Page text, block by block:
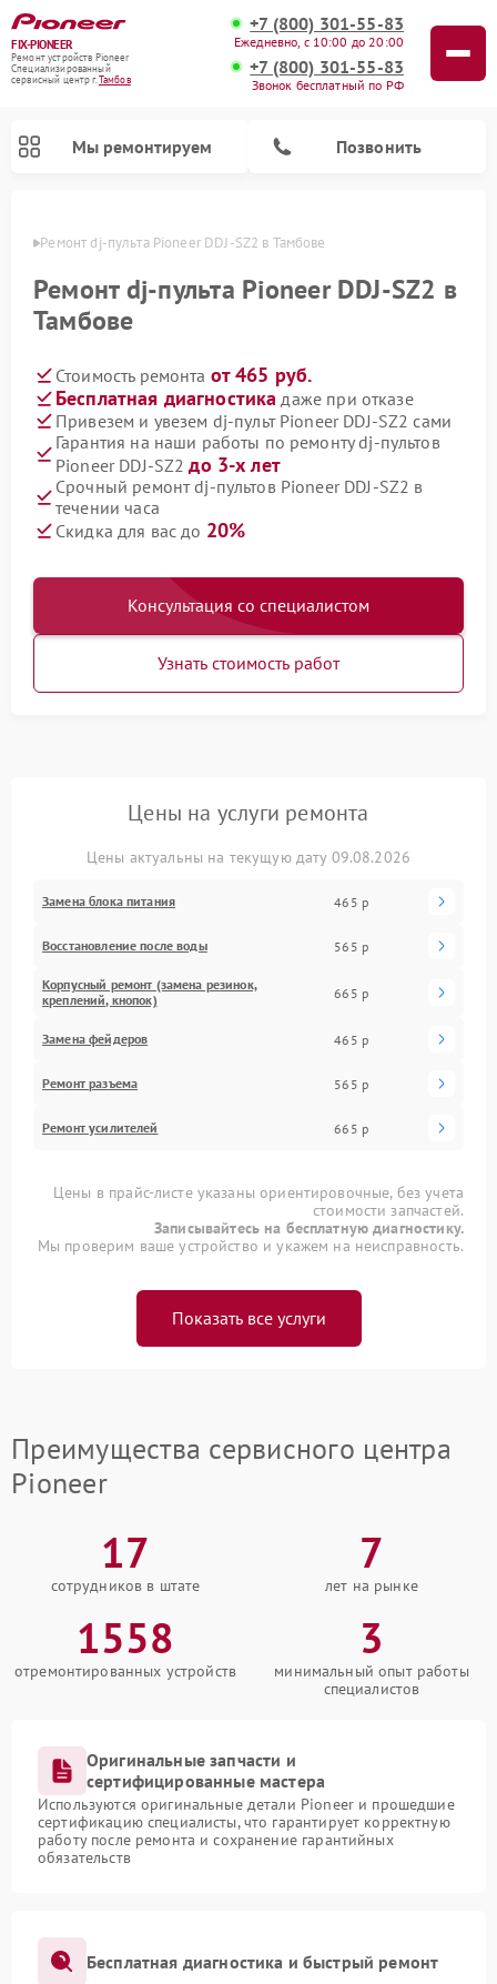
FIX-PIONEER
Ремонт устройств Pioneer
Специализированный
cервисный центр г.Тамбов
+7 (800) 301-55-83
Ежедневно, с 10:00 до 20:00
+7 (800) 301-55-83
Звонок бесплатный по РФ
Мы ремонтируем Позвонить
Ремонт dj-пульта Pioneer DDJ-SZ2 в Тамбове
Ремонт dj-пульта Pioneer DDJ-SZ2 в
Тамбове
Стоимость ремонта от 465 руб.
Бесплатная диагностика даже при отказе
Привезем и увезем dj-пульт Pioneer DDJ-SZ2 сами
Гарантия на наши работы по ремонту dj-пультов
Pioneer DDJ-SZ2до 3-х лет
Срочный ремонт dj-пультов Pioneer DDJ-SZ2 в
течении часа
Скидка для вас до 20%
Консультация со специалистом
Узнать стоимость работ
Цены на услуги ремонта
Цены актуальны на текущую дату 09.08.2026
Замена блока питания 465 р
Восстановление после воды 565 р
Корпусный ремонт (замена резинок,
креплений, кнопок)
665 р
Замена фейдеров 465 р
Ремонт разъема 565 р
Ремонт усилителей 665 р
Цены в прайс-листе указаны ориентировочные, без учета
стоимости запчастей.
Записывайтесь на бесплатную диагностику.
Мы проверим ваше устройство и укажем на неисправность.
Показать все услуги
Преимущества сервисного центра
Pioneer
17
сотрудников в штате
7
лет на рынке
1558
отремонтированных устройств
3
минимальный опыт работы
специалистов
Оригинальные запчасти и
сертифицированные мастера
Используются оригинальные детали Pioneer и прошедшие
сертификацию специалисты, что гарантирует корректную
работу после ремонта и сохранение гарантийных
обязательств
Бесплатная диагностика и быстрый ремонт